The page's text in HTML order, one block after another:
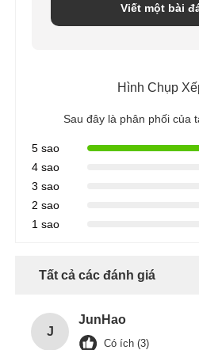
Viết một bài
Hình Chụp
Sau đây là phân phối của
5 sao
4 sao
3 sao
2 sao
1 sao
Tất cả các đánh giá
J
JunHao
Có ích (3)